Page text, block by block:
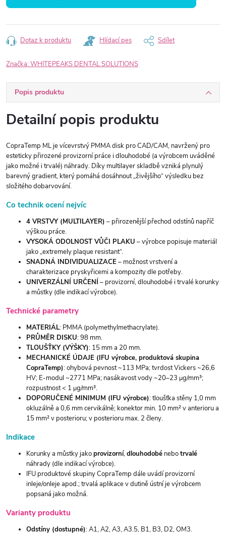
Dotaz k produktu Hlídací pes Sdílet
Značka: WHITEPEAKS DENTAL SOLUTIONS
Popis produktu
Detailní popis produktu
CopraTemp ML je vícevrstvý PMMA disk pro CAD/CAM, navržený pro
esteticky přirozené provizorní práce i dlouhodobé (a výrobcem uváděné
jako možné i trvalé) náhrady. Díky multilayer skladbě vzniká plynulý
barevný gradient, který pomáhá dosáhnout „živějšího“ výsledku bez
složitého dobarvování.
Co technik ocení nejvíc
4 VRSTVY (MULTILAYER) – přirozenější přechod odstínů napříč
výškou práce.
VYSOKÁ ODOLNOST VŮČI PLAKU – výrobce popisuje materiál
jako „extremely plaque resistant“.
SNADNÁ INDIVIDUALIZACE– možnost vrstvení a
charakterizace pryskyřicemi a kompozity dle potřeby.
UNIVERZÁLNÍ URČENÍ – provizorní, dlouhodobé i trvalé korunky
a můstky (dle indikací výrobce).
Technické parametry
MATERIÁL: PMMA (polymethylmethacrylate).
PRŮMĚR DISKU: 98 mm.
TLOUŠŤKY (VÝŠKY): 15 mm a 20 mm.
MECHANICKÉ ÚDAJE (IFU výrobce, produktová skupina
CopraTemp): ohybová pevnost ~113 MPa; tvrdost Vickers ~26,6
HV; E-modul ~2771 MPa; nasákavost vody ~20–23 μg/mm³;
rozpustnost < 1 μg/mm³.
DOPORUČENÉ MINIMUM (IFU výrobce): tloušťka stěny 1,0 mm
okluzálně a 0,6 mm cervikálně; konektor min. 10 mm² v anterioru a
15 mm² v posterioru; v posterioru max. 2 členy.
Indikace
Korunky a můstky jakoprovizorní,dlouhodobé nebotrvalé
náhrady (dle indikací výrobce).
IFU produktové skupiny CopraTemp dále uvádí provizorní
inleje/onleje apod.; trvalá aplikace v dutině ústní je výrobcem
popsaná jako možná.
Varianty produktu
Odstíny (dostupné): A1, A2, A3, A3.5, B1, B3, D2, OM3.